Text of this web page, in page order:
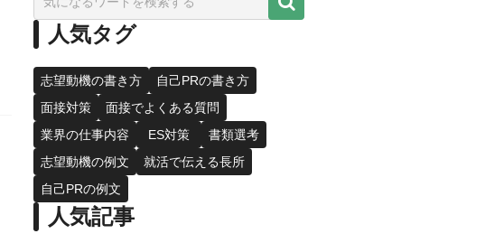
人気タグ
志望動機の書き方
自己PRの書き方
面接対策
面接でよくある質問
業界の仕事内容
ES対策
書類選考
志望動機の例文
就活で伝える長所
自己PRの例文
人気記事